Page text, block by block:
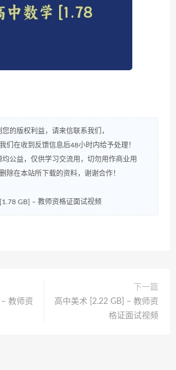
的版权利益，请来信联系我们，
们在收到反馈信息后48小时内给予处理！
公益，仅供学习交流用，切勿用作商业用
除在本站所下载的资料，谢谢合作！
GB] – 教师资格证面试视频
教师资
下一篇
高中美术 [2.22 GB] – 教师资
格证面试视频